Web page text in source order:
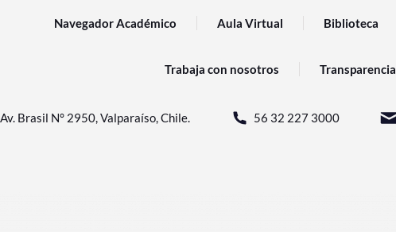
Navegador Académico Aula Virtual Biblioteca
Trabaja con nosotros Transparencia
Av. Brasil N° 2950, Valparaíso, Chile. 56 32 227 3000